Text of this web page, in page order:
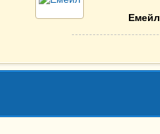
Емейл